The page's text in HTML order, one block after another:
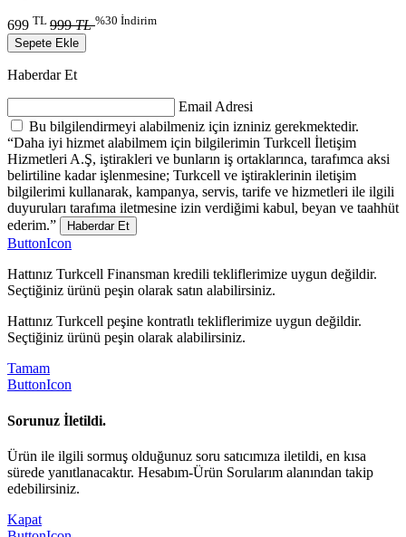
699 TL 999TL%30 İndirim
Sepete Ekle
Haberdar Et
Email Adresi
Bu bilgilendirmeyi alabilmeniz için izniniz gerekmektedir.
“Daha iyi hizmet alabilmem için bilgilerimin Turkcell İletişim
Hizmetleri A.Ş, iştirakleri ve bunların iş ortaklarınca, tarafımca aksi
belirtiline kadar işlenmesine; Turkcell ve iştiraklerinin iletişim
bilgilerimi kullanarak, kampanya, servis, tarife ve hizmetleri ile ilgili
duyuruları tarafıma iletmesine izin verdiğimi kabul, beyan ve taahhüt
ederim.”
Haberdar Et
ButtonIcon
Hattınız Turkcell Finansman kredili tekliflerimize uygun değildir.
Seçtiğiniz ürünü peşin olarak satın alabilirsiniz.
Hattınız Turkcell peşine kontratlı tekliflerimize uygun değildir.
Seçtiğiniz ürünü peşin olarak alabilirsiniz.
Tamam
ButtonIcon
Sorunuz İletildi.
Ürün ile ilgili sormuş olduğunuz soru satıcımıza iletildi, en kısa
sürede yanıtlanacaktır. Hesabım-Ürün Sorularım alanından takip
edebilirsiniz.
Kapat